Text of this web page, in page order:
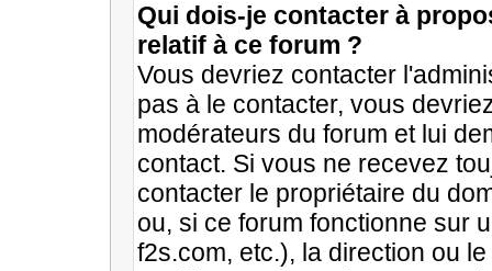
Qui dois-je contacter à
relatif à ce forum ?
Vous devriez contacter
pas à le contacter, vous
modérateurs du forum et lui
contact. Si vous ne recevez
contacter le propriétaire du
ou, si ce forum fonctionne sur
f2s.com, etc.), la direction ou